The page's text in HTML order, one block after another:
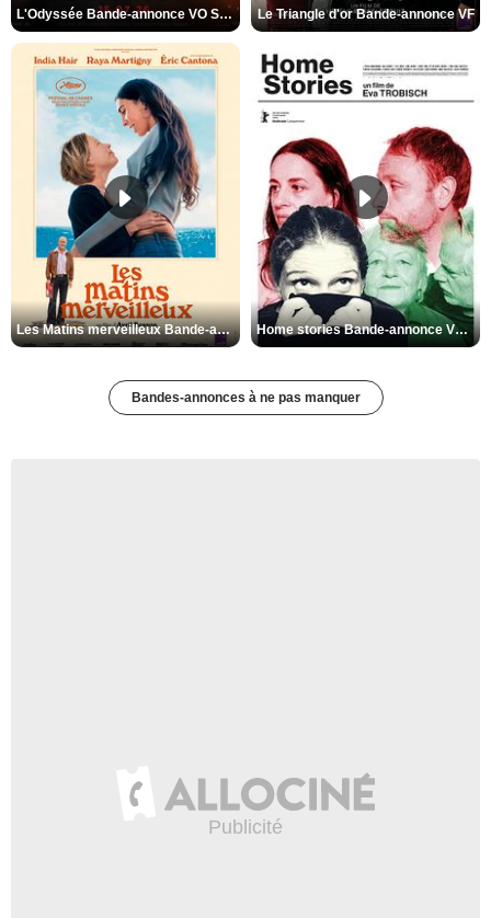
L'Odyssée Bande-annonce VO STFR Le Triangle d'or Bande-annonce VF
Les Matins merveilleux Bande-annonce VF Home stories Bande-annonce VO STFR
Bandes-annonces à ne pas manquer